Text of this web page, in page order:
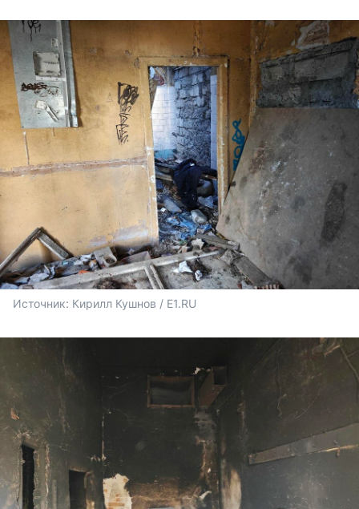
Источник: Кирилл Кушнов / E1.RU